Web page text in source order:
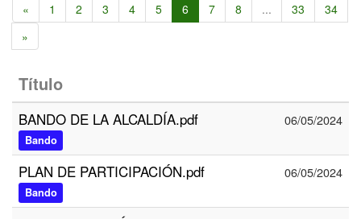
« 1 2 3 4 5 6 7 8 ... 33
34
»
Título
BANDO DE LA ALCALDÍA.pdf
Bando
06/05/2024
PLAN DE PARTICIPACIÓN.pdf
Bando
06/05/2024